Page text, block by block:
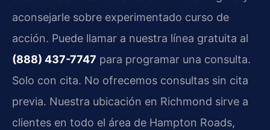
aconsejarle sobre experimentado curso de
acción. Puede llamar a nuestra línea gratuita al
(888) 437-7747 para programar una consulta.
Solo con cita. No ofrecemos consultas sin cita
previa. Nuestra ubicación en Richmond sirve a
clientes en todo el área de Hampton Roads,